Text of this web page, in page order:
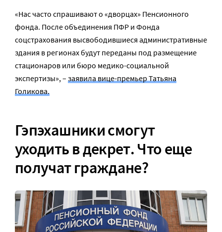
«Нас часто спрашивают о «дворцах» Пенсионного
фонда. После объединения ПФР и Фонда
соцстрахования высвободившиеся административные
здания в регионах будут переданы под размещение
стационаров или бюро медико-социальной
экспертизы», – заявила вице-премьер Татьяна
Голикова.
Гэпэхашники смогут
уходить в декрет. Что еще
получат граждане?